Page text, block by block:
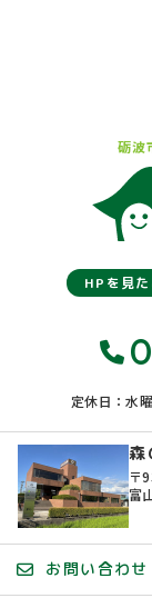
砺波
HPを見
定休日：水
森
〒
富
お問い合わせ